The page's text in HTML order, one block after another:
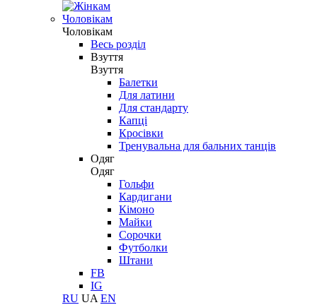
Чоловікам
Чоловікам
Весь розділ
Взуття
Взуття
Балетки
Для латини
Для стандарту
Капці
Кросівки
Тренувальна для бальних танців
Одяг
Одяг
Гольфи
Кардигани
Кімоно
Майки
Сорочки
Футболки
Штани
FB
IG
RU UA EN